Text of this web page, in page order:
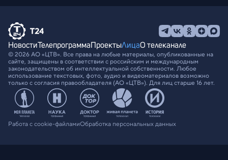
НовостиТелепрограммаПроектыЛицаО телеканале
© 2026 АО «ЦТВ». Все права на любые материалы, опубликованные на
сайте, защищены в соответствии с российским и международным
законодательством об интеллектуальной собственности. Любое
использование текстовых, фото, аудио и видеоматериалов возможно
только с согласия правообладателя (АО «ЦТВ»). Для лиц старше 16 лет.
Работа с cookie-файламиОбработка персональных данных